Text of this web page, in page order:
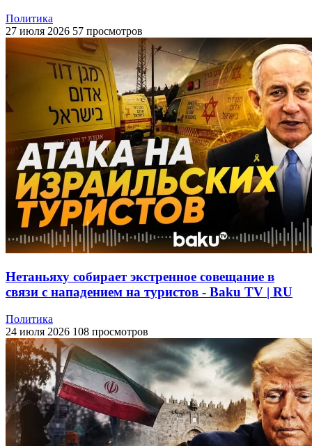
Политика
27 июля 2026 57 просмотров
Нетаньяху собирает экстренное совещание в
связи с нападением на туристов - Baku TV | RU
Политика
24 июля 2026 108 просмотров